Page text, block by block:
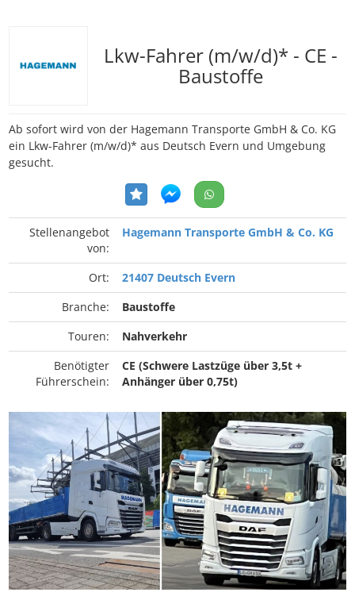
Lkw-Fahrer (m/w/d)* - CE -
Baustoffe
Ab sofort wird von der Hagemann Transporte GmbH & Co. KG
ein Lkw-Fahrer (m/w/d)* aus Deutsch Evern und Umgebung
gesucht.
Stellenangebot
von:
Hagemann Transporte GmbH & Co. KG
Ort:
21407 Deutsch Evern
Branche:
Baustoffe
Touren:
Nahverkehr
Benötigter
Führerschein:
CE (Schwere Lastzüge über 3,5t +
Anhänger über 0,75t)